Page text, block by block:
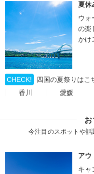
夏休
ウォ
の楽
かけ
CHECK!
四国の夏祭りはこ
香川
愛媛
お
今注目のスポットや
アウ
キャ